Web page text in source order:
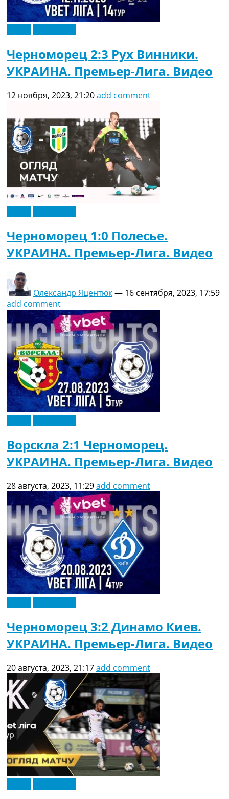
Черноморец 2:3 Рух Винники.
УКРАИНА. Премьер-Лига. Видео
12 ноября, 2023, 21:20add comment
Черноморец 1:0 Полесье.
УКРАИНА. Премьер-Лига. Видео
Олександр Яцентюк— 16 сентября, 2023, 17:59
add comment
Ворскла 2:1 Черноморец.
УКРАИНА. Премьер-Лига. Видео
28 августа, 2023, 11:29add comment
Черноморец 3:2 Динамо Киев.
УКРАИНА. Премьер-Лига. Видео
20 августа, 2023, 21:17add comment